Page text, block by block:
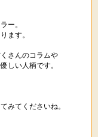
ー。
ます。
さんのコラムや
しい人柄です。
みてくださいね。